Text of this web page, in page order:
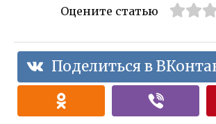
Оцените статью
Поделиться в